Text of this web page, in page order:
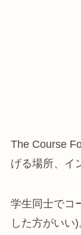
The Course
げる場所、イ
学生同士でコ
した方がいい)